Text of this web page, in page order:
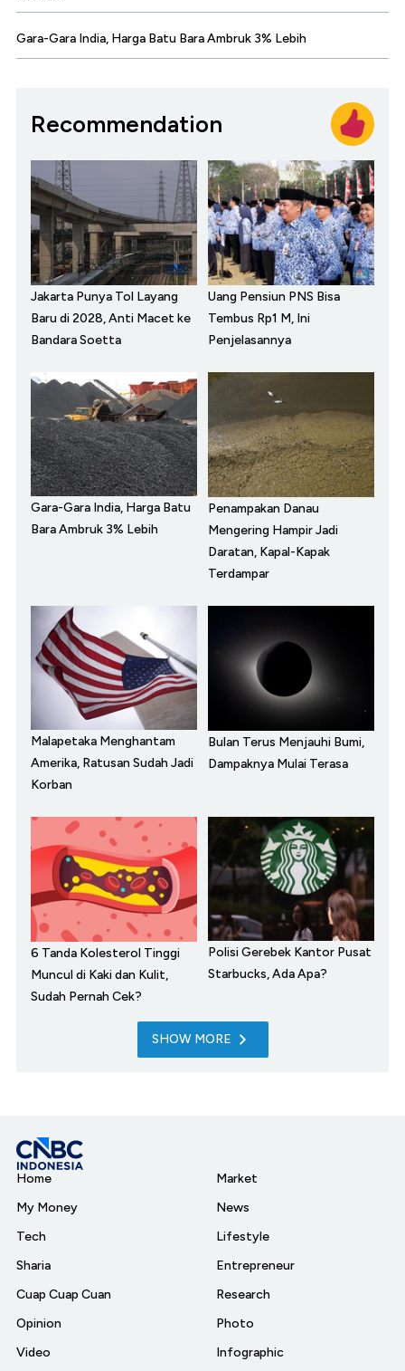
Gara-Gara India, Harga Batu Bara Ambruk 3% Lebih
Recommendation
Jakarta Punya Tol Layang
Baru di 2028, Anti Macet ke
Bandara Soetta
Uang Pensiun PNS Bisa
Tembus Rp1 M, Ini
Penjelasannya
Gara-Gara India, Harga Batu
Bara Ambruk 3% Lebih
Penampakan Danau
Mengering Hampir Jadi
Daratan, Kapal-Kapak
Terdampar
Malapetaka Menghantam
Amerika, Ratusan Sudah Jadi
Korban
Bulan Terus Menjauhi Bumi,
Dampaknya Mulai Terasa
6 Tanda Kolesterol Tinggi
Muncul di Kaki dan Kulit,
Sudah Pernah Cek?
Polisi Gerebek Kantor Pusat
Starbucks, Ada Apa?
SHOW MORE
Home
My Money
Tech
Sharia
Cuap Cuap Cuan
Opinion
Video
Market
News
Lifestyle
Entrepreneur
Research
Photo
Infographic